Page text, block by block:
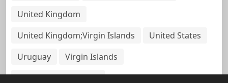
United Kingdom
United Kingdom;Virgin Islands
United States
Uruguay
Virgin Islands
Virgin Islands, British